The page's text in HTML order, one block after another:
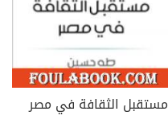
مستقبل الثقافة في مصر